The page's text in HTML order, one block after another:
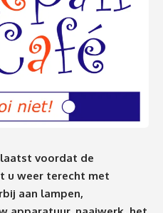
voordat de
u weer terecht met
aan lampen,